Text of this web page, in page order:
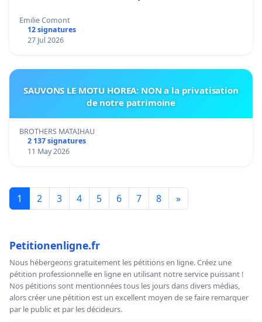
Emilie Comont
12 signatures
27 Jul 2026
SAUVONS LE MOTU HOREA: NON a la privatisation
de notre patrimoine
BROTHERS MATAIHAU
2 137 signatures
11 May 2026
1 2 3 4 5 6 7 8 »
Petitionenligne.fr
Nous hébergeons gratuitement les pétitions en ligne. Créez une
pétition professionnelle en ligne en utilisant notre service puissant !
Nos pétitions sont mentionnées tous les jours dans divers médias,
alors créer une pétition est un excellent moyen de se faire remarquer
par le public et par les décideurs.